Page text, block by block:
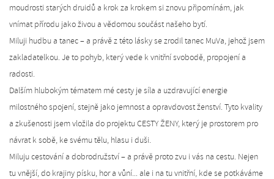
moudrosti starých druidů a krok za krokem si znovu připomínám, jak
vnímat přírodu jako živou a vědomou součást našeho bytí.
Miluji hudbu a tanec – a právě z této lásky se zrodil tanec MuVa, jehož jsem
zakladatelkou. Je to pohyb, který vede k vnitřní svobodě, propojení a
radosti.
Dalším hlubokým tématem mé cesty je síla a uzdravující energie
milostného spojení, stejně jako jemnost a opravdovost ženství. Tyto kvality
a zkušenosti jsem vložila do projektu CESTY ŽENY, který je prostorem pro
návrat k sobě, ke svému tělu, hlasu i duši.
Miluju cestování a dobrodružství – a právě proto zvu i vás na cestu. Nejen
tu vnější, do krajiny písku, hor a vůní... ale i na tu vnitřní, kde se potkáváme